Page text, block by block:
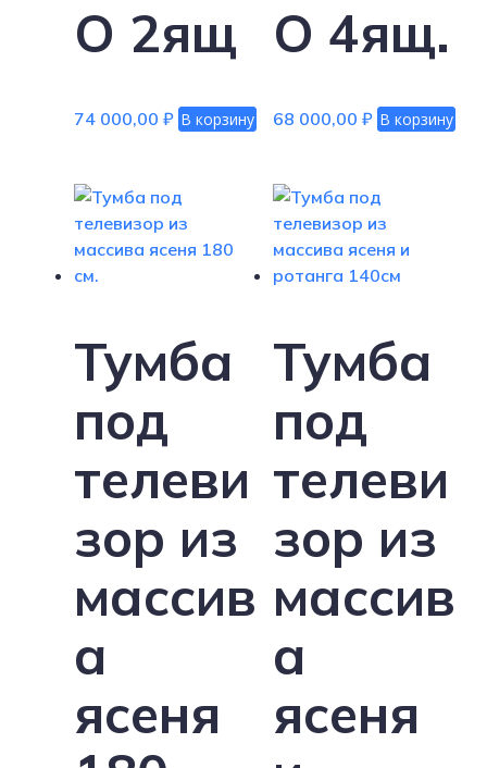
O 2ящ
74 000,00 ₽ В корзину
O 4ящ.
68 000,00₽ В корзину
Тумба
под
телеви
зор из
массив
а
ясеня
Тумба
под
телеви
зор из
массив
а
ясеня